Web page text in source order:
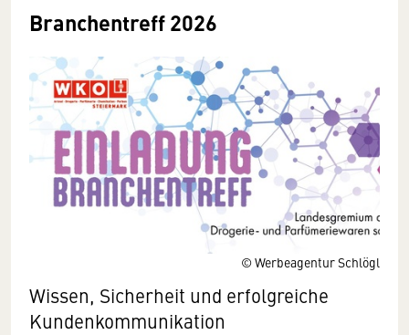
© Werbeagentur Schlögl
Branchentreff 2026
Wissen, Sicherheit und erfolgreiche
Kundenkommunikation